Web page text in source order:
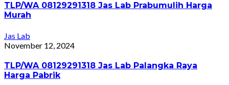
TLP/WA 08129291318 Jas Lab Prabumulih Harga
Murah
Jas Lab
November 12, 2024
TLP/WA 08129291318 Jas Lab Palangka Raya
Harga Pabrik